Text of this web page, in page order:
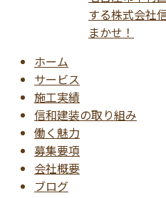
ホーム
サービス
施工実績
信和建装の取り組み
働く魅力
募集要項
会社概要
ブログ